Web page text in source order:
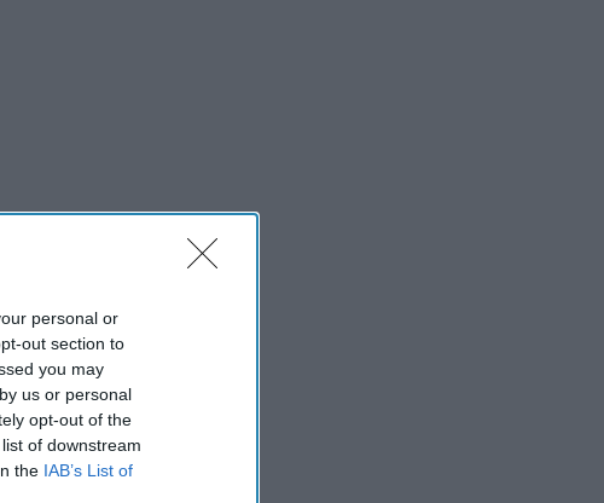
personal or
out section to
you may
us or personal
opt-out of the
of downstream
the IAB’s List of